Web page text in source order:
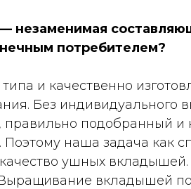
потребителем?
и качественно
Без
правильно подобранный
наша задача как
ушных
вкладышей